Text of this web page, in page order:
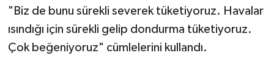
"Biz de bunu sürekli severek tüketiyoruz. Havalar
ısındığı için sürekli gelip dondurma tüketiyoruz.
Çok beğeniyoruz" cümlelerini kullandı.